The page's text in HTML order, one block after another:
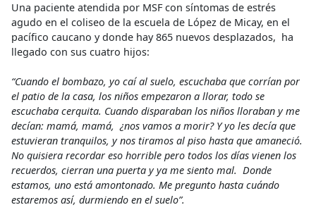
Una paciente atendida por MSF con síntomas de estrés
agudo en el coliseo de la escuela de López de Micay, en el
pacífico caucano y donde hay 865 nuevos desplazados, ha
llegado con sus cuatro hijos:
“Cuando el bombazo, yo caí al suelo, escuchaba que corrían por
el patio de la casa, los niños empezaron a llorar, todo se
escuchaba cerquita. Cuando disparaban los niños lloraban y me
decían: mamá, mamá, ¿nos vamos a morir? Y yo les decía que
estuvieran tranquilos, y nos tiramos al piso hasta que amaneció.
No quisiera recordar eso horrible pero todos los días vienen los
recuerdos, cierran una puerta y ya me siento mal. Donde
estamos, uno está amontonado. Me pregunto hasta cuándo
estaremos así, durmiendo en el suelo”.